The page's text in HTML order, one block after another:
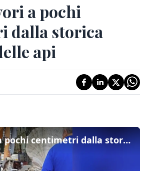
a pochi
dalla storica
api
Roma, lavori a pochi centimetri dalla storica Fontana delle api